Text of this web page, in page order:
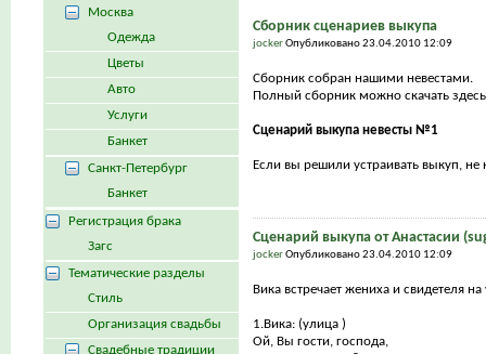
Сборник сценариев выкупа
jockerОпубликовано 23.04.2010 12:09
Сборник собран нашими невестами.
Полный сборник можно скачать
Сценарий выкупа невесты №1
Если вы решили устраивать выкуп, не
Сценарий выкупа от Анастасии
jockerОпубликовано 23.04.2010 12:09
Вика встречает жениха и свидетеля на
1.Вика: (улица )
Ой, Вы гости, господа,
Москва
Одежда
Цветы
Авто
Услуги
Банкет
Санкт-Петербург
Банкет
Регистрация брака
Загс
Тематические разделы
Стиль
Организация свадьбы
Свадебные традиции